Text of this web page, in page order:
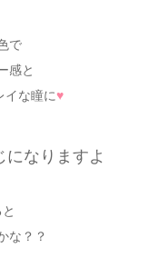
で
感と
イな瞳に♥
になりますよ
な？？